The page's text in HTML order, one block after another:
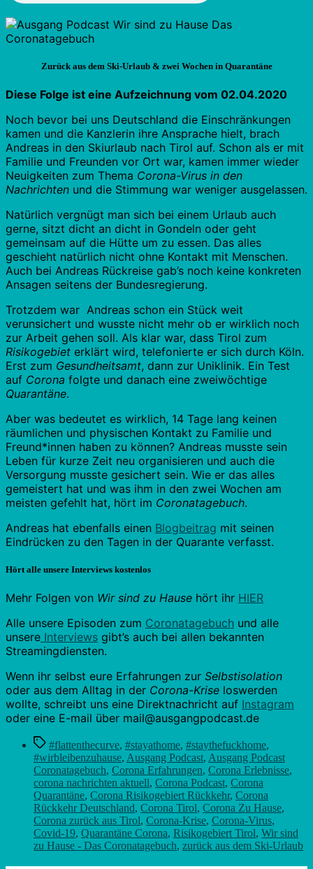
Zurück aus dem Ski-Urlaub & zwei Wochen in Quarantäne
Diese Folge ist eine Aufzeichnung vom 02.04.2020
Noch bevor bei uns Deutschland die Einschränkungen
kamen und die Kanzlerin ihre Ansprache hielt, brach
Andreas in den Skiurlaub nach Tirol auf. Schon als er mit
Familie und Freunden vor Ort war, kamen immer wieder
Neuigkeiten zum Thema Corona-Virus in den
Nachrichten und die Stimmung war weniger ausgelassen.
Natürlich vergnügt man sich bei einem Urlaub auch
gerne, sitzt dicht an dicht in Gondeln oder geht
gemeinsam auf die Hütte um zu essen. Das alles
geschieht natürlich nicht ohne Kontakt mit Menschen.
Auch bei Andreas Rückreise gab’s noch keine konkreten
Ansagen seitens der Bundesregierung.
Trotzdem war Andreas schon ein Stück weit
verunsichert und wusste nicht mehr ob er wirklich noch
zur Arbeit gehen soll. Als klar war, dass Tirol zum
Risikogebiet erklärt wird, telefonierte er sich durch Köln.
Erst zum Gesundheitsamt, dann zur Uniklinik. Ein Test
auf Corona folgte und danach eine zweiwöchtige
Quarantäne.
Aber was bedeutet es wirklich, 14 Tage lang keinen
räumlichen und physischen Kontakt zu Familie und
Freund*innen haben zu können? Andreas musste sein
Leben für kurze Zeit neu organisieren und auch die
Versorgung musste gesichert sein. Wie er das alles
gemeistert hat und was ihm in den zwei Wochen am
meisten gefehlt hat, hört im Coronatagebuch.
Andreas hat ebenfalls einen Blogbeitrag mit seinen
Eindrücken zu den Tagen in der Quarante verfasst.
Hört alle unsere Interviews kostenlos
Mehr Folgen von Wir sind zu Hause hört ihr HIER
Alle unsere Episoden zum Coronatagebuch und alle
unsere Interviews gibt’s auch bei allen bekannten
Streamingdiensten.
Wenn ihr selbst eure Erfahrungen zur Selbstisolation
oder aus dem Alltag in der Corona-Krise loswerden
wollte, schreibt uns eine Direktnachricht auf Instagram
oder eine E-mail über mail@ausgangpodcast.de
Schlagwörter
#flattenthecurve, #stayathome, #staythefuckhome,
#wirbleibenzuhause, Ausgang Podcast, Ausgang Podcast
Coronatagebuch, Corona Erfahrungen, Corona Erlebnisse,
corona nachrichten aktuell, Corona Podcast, Corona
Quarantäne, Corona Risikogebiert Rückkehr, Corona
Rückkehr Deutschland, Corona Tirol, Corona Zu Hause,
Corona zurück aus Tirol, Corona-Krise, Corona-Virus,
Covid-19, Quarantäne Corona, Risikogebiert Tirol, Wir sind
zu Hause - Das Coronatagebuch, zurück aus dem Ski-Urlaub